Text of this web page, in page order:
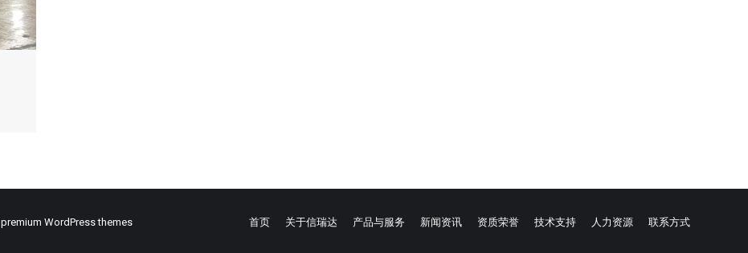
premium WordPress themes 首页 关于信瑞达 产品与服务 新闻资讯 资质荣誉 技术支持 人力资源 联系方式